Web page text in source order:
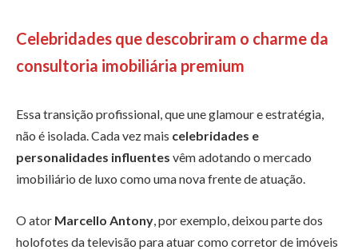
Celebridades que descobriram o charme da
consultoria imobiliária premium
Essa transição profissional, que une glamour e estratégia,
não é isolada. Cada vez mais celebridades e
personalidades influentes vêm adotando o mercado
imobiliário de luxo como uma nova frente de atuação.
O ator Marcello Antony, por exemplo, deixou parte dos
holofotes da televisão para atuar como corretor de imóveis